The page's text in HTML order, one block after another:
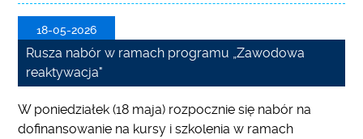
18-05-2026
Rusza nabór w ramach programu „Zawodowa
reaktywacja"
W poniedziałek (18 maja) rozpocznie się nabór na
dofinansowanie na kursy i szkolenia w ramach